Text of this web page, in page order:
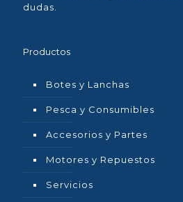
dudas.
Productos
Botes y Lanchas
Pesca y Consumibles
Accesorios y Partes
Motores y Repuestos
Servicios